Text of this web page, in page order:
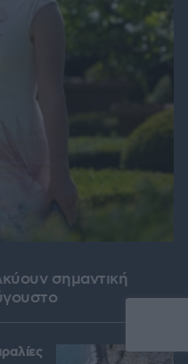
σημαντική